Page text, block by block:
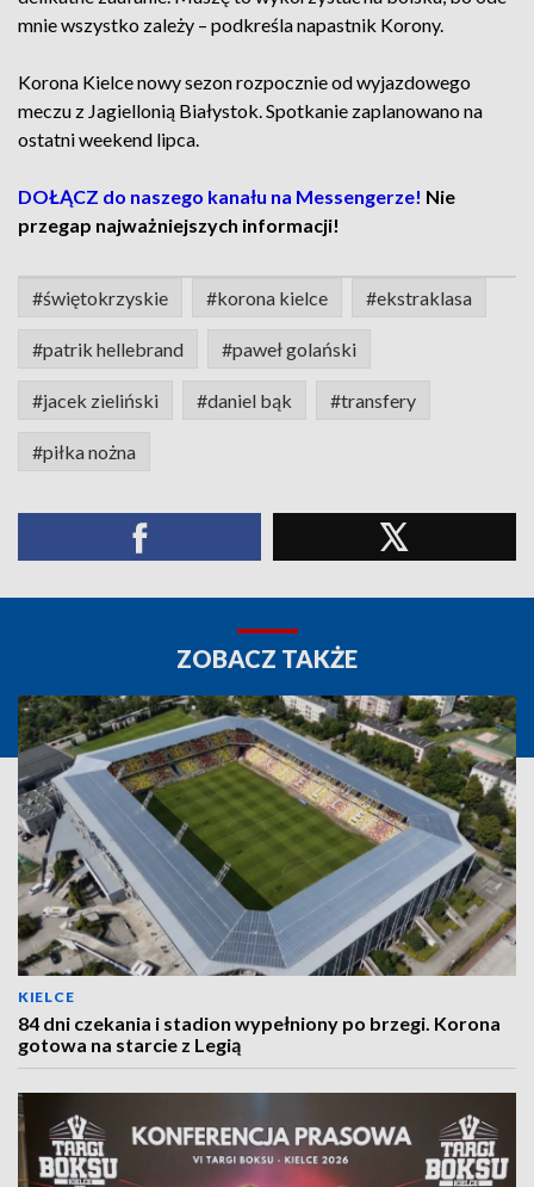
mnie wszystko zależy – podkreśla napastnik Korony.
Korona Kielce nowy sezon rozpocznie od wyjazdowego
meczu z Jagiellonią Białystok. Spotkanie zaplanowano na
ostatni weekend lipca.
DOŁĄCZ do naszego kanału na Messengerze! Nie
przegap najważniejszych informacji!
#świętokrzyskie #korona kielce #ekstraklasa
#patrik hellebrand #paweł golański
#jacek zieliński #daniel bąk #transfery
#piłka nożna
ZOBACZ TAKŻE
KIELCE
84 dni czekania i stadion wypełniony po brzegi. Korona
gotowa na starcie z Legią